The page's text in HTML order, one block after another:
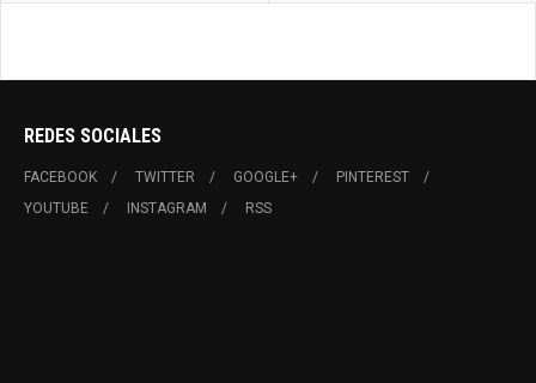
REDES SOCIALES
FACEBOOK TWITTER GOOGLE+
PINTEREST
YOUTUBE
INSTAGRAM RSS